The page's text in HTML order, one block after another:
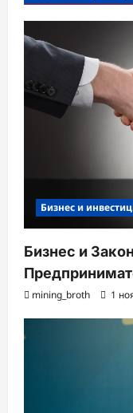
Бизнес и
Бизнес и
mining_broth 1